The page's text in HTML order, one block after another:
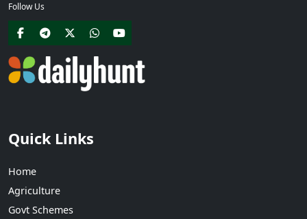
Follow Us
Quick Links
Home
Agriculture
Govt Schemes